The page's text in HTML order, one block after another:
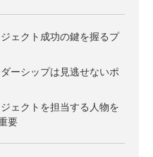
ェクト成功の鍵を握るプ
ーシップは見逃せないポ
ェクトを担当する人物を
要